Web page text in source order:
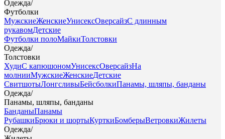
Одежда/
Футболки
МужскиеЖенскиеУнисексОверсайзС длинным
рукавомДетские
Футболки полоМайкиТолстовки
Одежда/
Толстовки
ХудиС капюшономУнисексОверсайзНа
молнииМужскиеЖенскиеДетские
СвитшотыЛонгсливыБейсболкиПанамы, шляпы, банданы
Одежда/
Панамы, шляпы, банданы
БанданыПанамы
РубашкиБрюки и шортыКурткиБомберыВетровкиЖилеты
Одежда/